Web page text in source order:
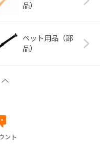
品）
ペット用品（部
品）
ント